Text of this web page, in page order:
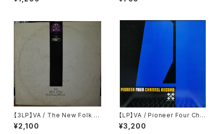
【3LP】VA / The New Folk E
ncyclopaedia = ニュー・フォ
ーク大百科事典
¥2,100
【LP】VA / Pioneer Four Cha
nnel Record
¥3,200